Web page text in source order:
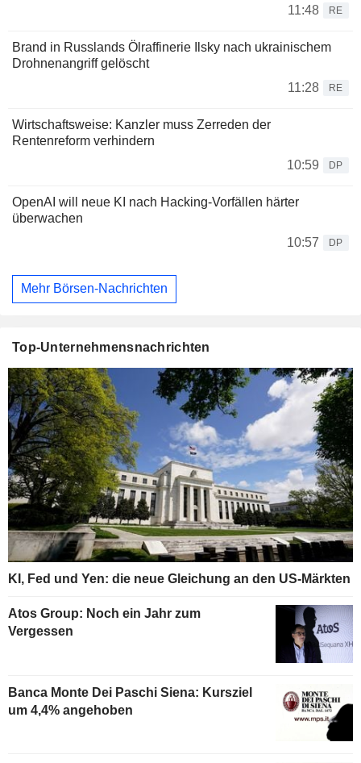
11:48 RE
Brand in Russlands Ölraffinerie Ilsky nach ukrainischem
Drohnenangriff gelöscht
11:28
RE
Wirtschaftsweise: Kanzler muss Zerreden der
Rentenreform verhindern
10:59
DP
OpenAI will neue KI nach Hacking-Vorfällen härter
überwachen
10:57
DP
Mehr Börsen-Nachrichten
Top-Unternehmensnachrichten
KI, Fed und Yen: die neue Gleichung an den US-Märkten
Atos Group: Noch ein Jahr zum
Vergessen
Banca Monte Dei Paschi Siena: Kursziel
um 4,4% angehoben